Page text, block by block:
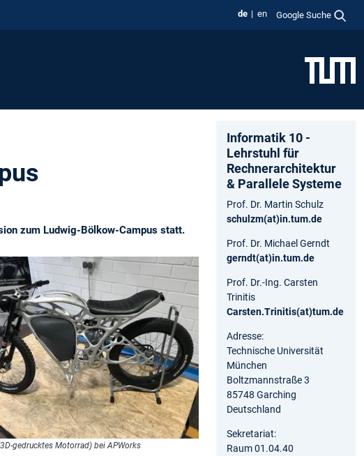
de en Google Suche
zum Ludwig-Bölkow-Campus statt.
gedrucktes Motorrad) bei APWorks
Informatik 10 -
Lehrstuhl für
Rechnerarchitektur
& Parallele Systeme
Prof. Dr. Martin Schulz
schulzm(at)in.tum.de
Prof. Dr. Michael Gerndt
gerndt(at)in.tum.de
Prof. Dr.-Ing. Carsten
Trinitis
Carsten.Trinitis(at)tum.de
Adresse:
Technische Universität
München
Boltzmannstraße 3
85748 Garching
Deutschland
Sekretariat:
Raum 01.04.40